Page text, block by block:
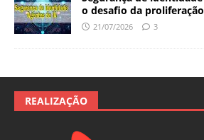
o desafio da proliferação
21/07/2026 3
REALIZAÇÃO